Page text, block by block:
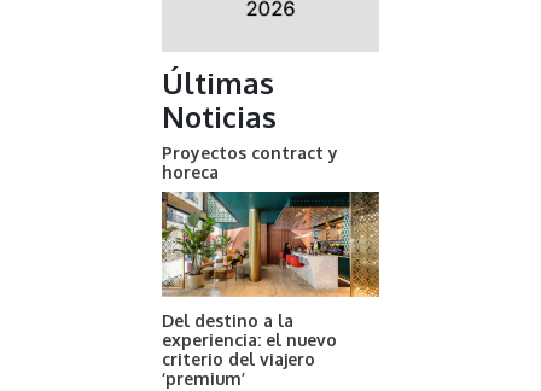
Últimas
Noticias
Proyectos contract y
horeca
Del destino a la
experiencia: el nuevo
criterio del viajero
‘premium’